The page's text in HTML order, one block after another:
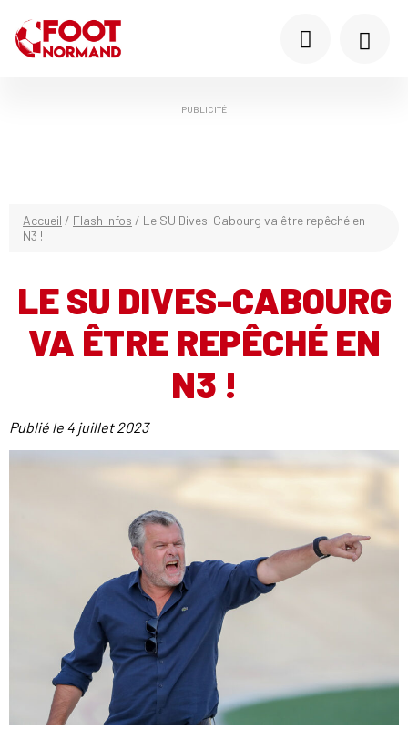
PUBLICITÉ
Accueil / Flash infos / Le SU Dives-Cabourg va être repêché en
N3 !
LE SU DIVES-CABOURG
VA ÊTRE REPÊCHÉ EN
N3 !
Publié le 4 juillet 2023